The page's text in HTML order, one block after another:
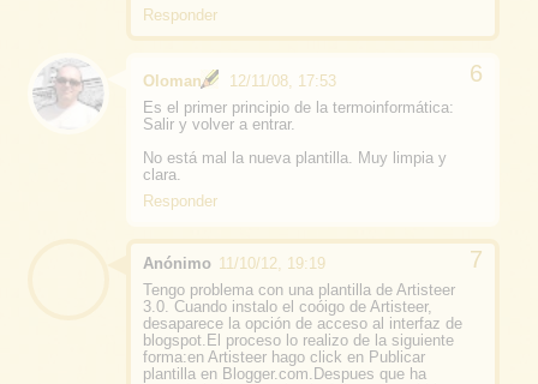
Responder
Oloman
12/11/08, 17:53
Es el primer principio de la termoinformática:
Salir y volver a entrar.
No está mal la nueva plantilla. Muy limpia y
clara.
Responder
Anónimo 11/10/12, 19:19
Tengo problema con una plantilla de Artisteer
3.0. Cuando instalo el coóigo de Artisteer,
desaparece la opción de acceso al interfaz de
blogspot.El proceso lo realizo de la siguiente
forma:en Artisteer hago click en Publicar
plantilla en Blogger.com.Despues que ha